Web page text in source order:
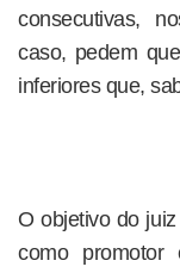
consecutivas,
caso, pedem
inferiores que,
O objetivo do
como promotor